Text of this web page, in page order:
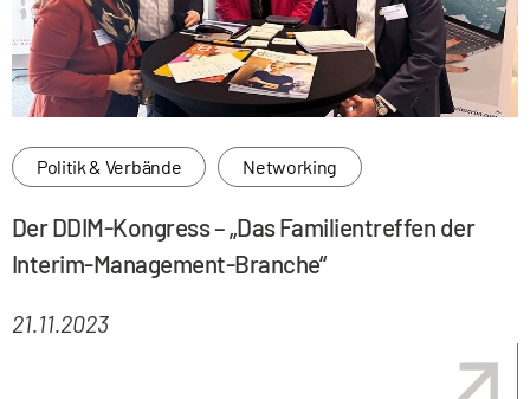
Politik & Verbände Networking
Der DDIM-Kongress – „Das Familientreffen der
Interim-Management-Branche“
21.11.2023